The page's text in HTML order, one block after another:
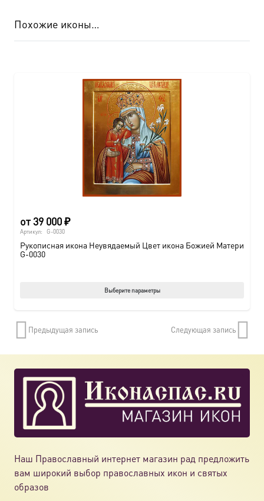
Похожие иконы…
от39 000₽
Артикул: G-0030
Рукописная икона Неувядаемый Цвет икона Божией Матери
G-0030
Выберите параметры
можно
Предыдущая запись Следующая запись
Наш Православный интернет магазин рад предложить
вам широкий выбор православных икон и святых
образов